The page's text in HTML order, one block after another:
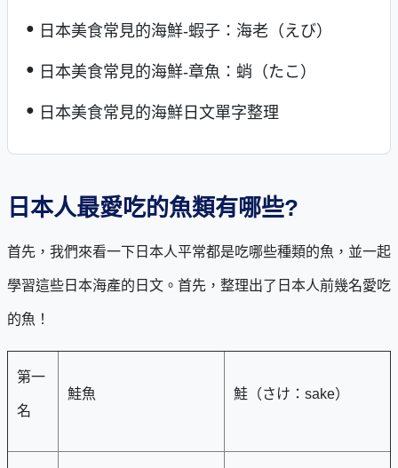
日本美食常見的海鮮-蝦子：海老（えび）
日本美食常見的海鮮-章魚：蛸（たこ）
日本美食常見的海鮮日文單字整理
日本人最愛吃的魚類有哪些?
首先，我們來看一下日本人平常都是吃哪些種類的魚，並一起
學習這些日本海產的日文。首先，整理出了日本人前幾名愛吃
的魚！
第一
名
鮭魚 鮭（さけ：sake）